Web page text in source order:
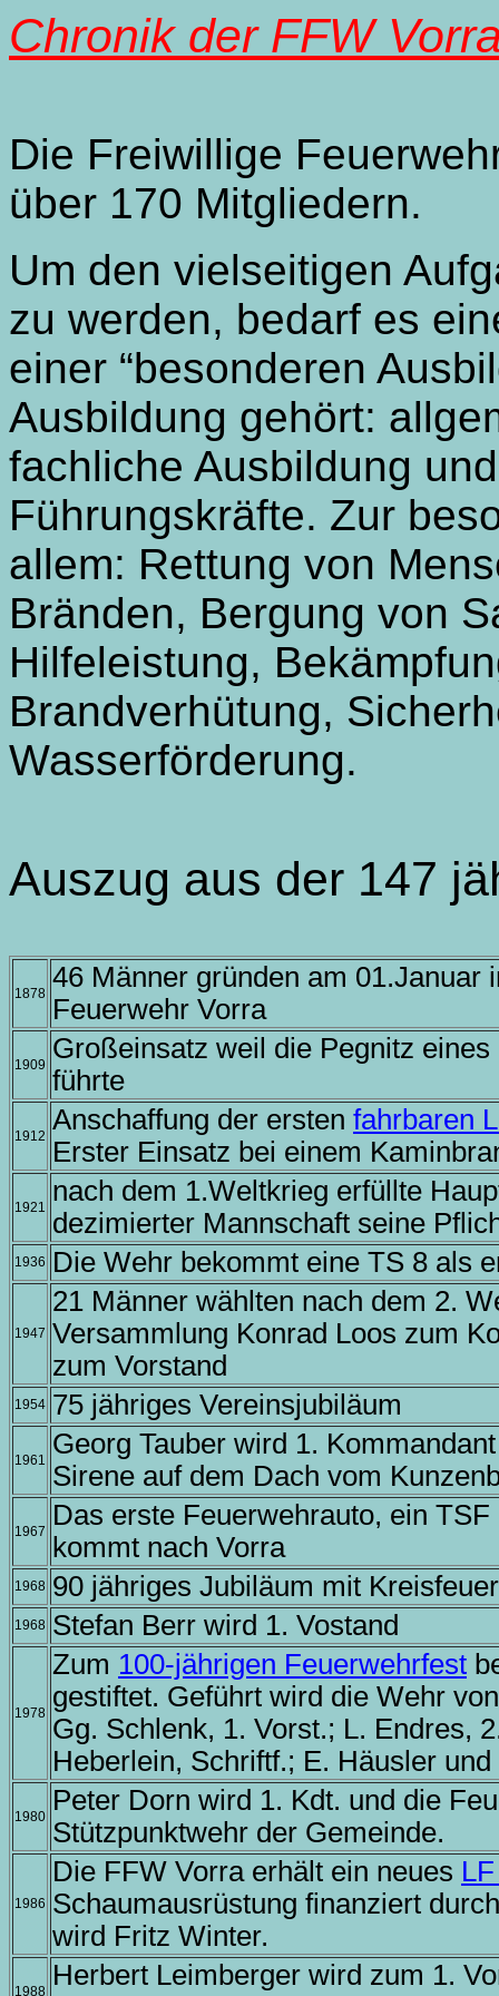
Chronik der FFW
Die Freiwillige
über 170 Mitgliedern.
Um den vielseitigen
zu werden, bedarf es
einer “besonderen
Ausbildung gehört:
fachliche Ausbildung
Führungskräfte. Zur
allem: Rettung von
Bränden, Bergung von
Hilfeleistung,
Brandverhütung,
Wasserförderung.
Auszug aus der 147
1878
46 Männer gründen am
Feuerwehr Vorra
1909
Großeinsatz weil die Pegnitz
führte
1912
Anschaffung der ersten fahrbaren
Erster Einsatz bei einem
1921
nach dem 1.Weltkrieg erfüllte
dezimierter Mannschaft seine
1936 Die Wehr bekommt eine TS 8 als
1947
21 Männer wählten nach dem 2.
Versammlung Konrad Loos zum
zum Vorstand
1954 75 jähriges Vereinsjubiläum
1961
Georg Tauber wird 1.
Sirene auf dem Dach vom
1967
Das erste Feuerwehrauto, ein
kommt nach Vorra
1968 90 jähriges Jubiläum mit
1968 Stefan Berr wird 1. Vostand
1978
Zum 100-jährigen Feuerwehrfest
gestiftet. Geführt wird die Wehr
Gg. Schlenk, 1. Vorst.; L. Endres,
Heberlein, Schriftf.; E. Häusler
1980
Peter Dorn wird 1. Kdt. und die
Stützpunktwehr der Gemeinde.
1986
Die FFW Vorra erhält ein neues
Schaumausrüstung finanziert
wird Fritz Winter.
1988
Herbert Leimberger wird zum 1.